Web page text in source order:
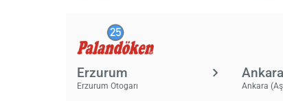
Erzurum
Erzurum Otogarı
Ankara
Ankara